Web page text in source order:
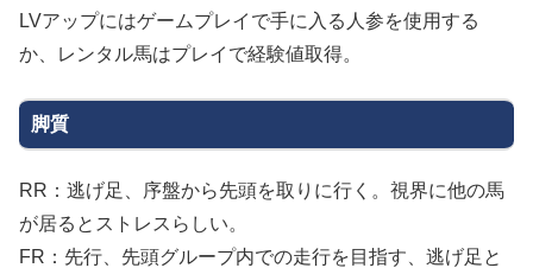
LVアップにはゲームプレイで手に入る人参を使用する
か、レンタル馬はプレイで経験値取得。
脚質
RR：逃げ足、序盤から先頭を取りに行く。視界に他の馬
が居るとストレスらしい。
FR：先行、先頭グループ内での走行を目指す、逃げ足と